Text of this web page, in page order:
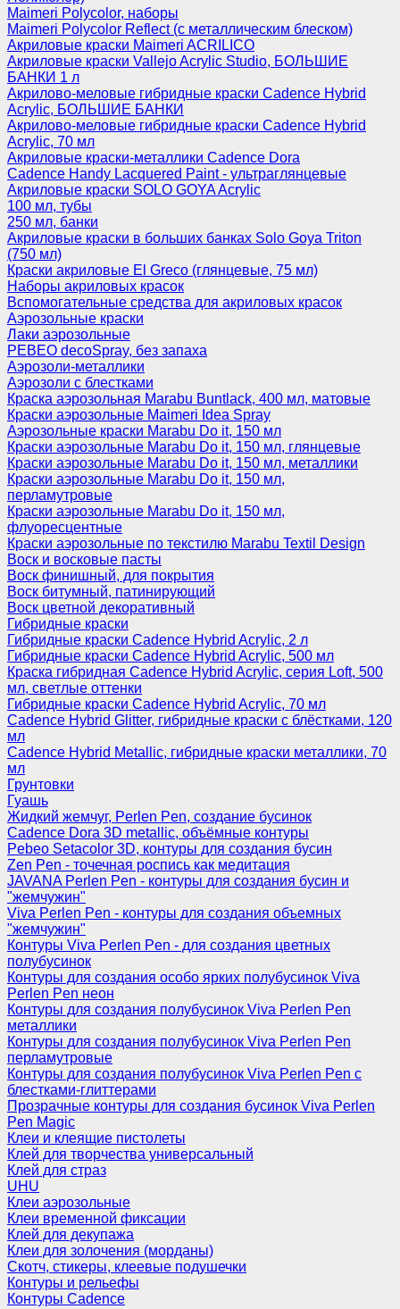
Maimeri Polycolor, наборы
Maimeri Polycolor Reflect (с металлическим блеском)
Акриловые краски Maimeri ACRILICO
Акриловые краски Vallejo Acrylic Studio, БОЛЬШИЕ
БАНКИ 1 л
Акрилово-меловые гибридные краски Cadence Hybrid
Acrylic, БОЛЬШИЕ БАНКИ
Акрилово-меловые гибридные краски Cadence Hybrid
Acrylic, 70 мл
Акриловые краски-металлики Cadence Dora
Cadence Handy Lacquered Paint - ультраглянцевые
Акриловые краски SOLO GOYA Acrylic
100 мл, тубы
250 мл, банки
Акриловые краски в больших банках Solo Goya Triton
(750 мл)
Краски акриловые El Greco (глянцевые, 75 мл)
Наборы акриловых красок
Вспомогательные средства для акриловых красок
Аэрозольные краски
Лаки аэрозольные
PEBEO decoSpray, без запаха
Аэрозоли-металлики
Аэрозоли с блестками
Краска аэрозольная Marabu Buntlack, 400 мл, матовые
Краски аэрозольные Maimeri Idea Spray
Аэрозольные краски Marabu Do it, 150 мл
Краски аэрозольные Marabu Do it, 150 мл, глянцевые
Краски аэрозольные Marabu Do it, 150 мл, металлики
Краски аэрозольные Marabu Do it, 150 мл,
перламутровые
Краски аэрозольные Marabu Do it, 150 мл,
флуоресцентные
Краски аэрозольные по текстилю Marabu Textil Design
Воск и восковые пасты
Воск финишный, для покрытия
Воск битумный, патинирующий
Воск цветной декоративный
Гибридные краски
Гибридные краски Cadence Hybrid Acrylic, 2 л
Гибридные краски Cadence Hybrid Acrylic, 500 мл
Краска гибридная Cadence Hybrid Acrylic, серия Loft, 500
мл, светлые оттенки
Гибридные краски Cadence Hybrid Acrylic, 70 мл
Cadence Hybrid Glitter, гибридные краски с блёстками, 120
мл
Cadence Hybrid Metallic, гибридные краски металлики, 70
мл
Грунтовки
Гуашь
Жидкий жемчуг, Perlen Pen, создание бусинок
Cadence Dora 3D metallic, объёмные контуры
Pebeo Setacolor 3D, контуры для создания бусин
Zen Pen - точечная роспись как медитация
JAVANA Perlen Pen - контуры для создания бусин и
"жемчужин"
Viva Perlen Pen - контуры для создания объемных
"жемчужин"
Контуры Viva Perlen Pen - для создания цветных
полубусинок
Контуры для создания особо ярких полубусинок Viva
Perlen Pen неон
Контуры для создания полубусинок Viva Perlen Pen
металлики
Контуры для создания полубусинок Viva Perlen Pen
перламутровые
Контуры для создания полубусинок Viva Perlen Pen с
блестками-глиттерами
Прозрачные контуры для создания бусинок Viva Perlen
Pen Magic
Клеи и клеящие пистолеты
Клей для творчества универсальный
Клей для страз
UHU
Клеи аэрозольные
Клеи временной фиксации
Клей для декупажа
Клеи для золочения (морданы)
Скотч, стикеры, клеевые подушечки
Контуры и рельефы
Контуры Cadence